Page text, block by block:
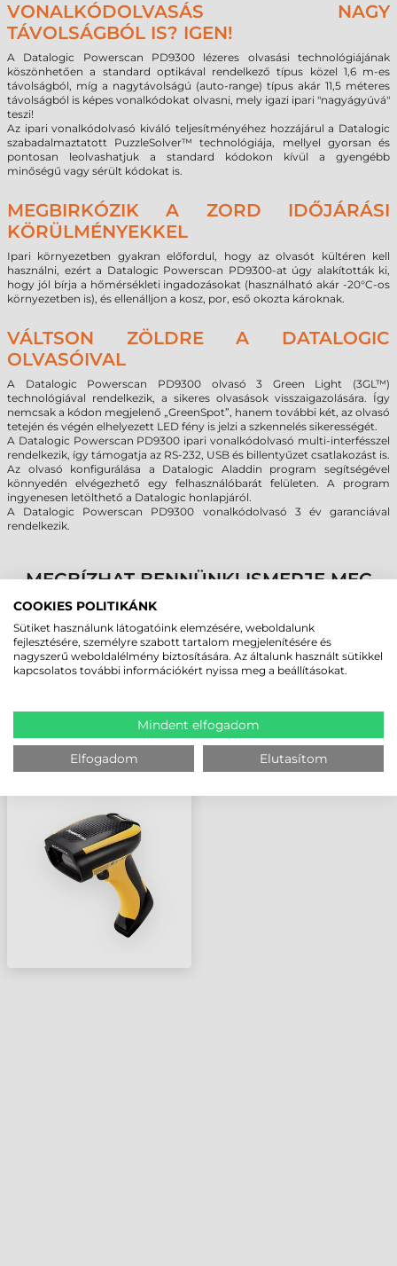
VONALKÓDOLVASÁS NAGY
TÁVOLSÁGBÓL IS? IGEN!
A Datalogic Powerscan PD9300 lézeres olvasási technológiájának
köszönhetően a standard optikával rendelkező típus közel 1,6 m-es
távolságból, míg a nagytávolságú (auto-range) típus akár 11,5 méteres
távolságból is képes vonalkódokat olvasni, mely igazi ipari "nagyágyúvá"
teszi!
Az ipari vonalkódolvasó kiváló teljesítményéhez hozzájárul a Datalogic
szabadalmaztatott PuzzleSolver™ technológiája, mellyel gyorsan és
pontosan leolvashatjuk a standard kódokon kívül a gyengébb
minőségű vagy sérült kódokat is.
MEGBIRKÓZIK A ZORD IDŐJÁRÁSI
KÖRÜLMÉNYEKKEL
Ipari környezetben gyakran előfordul, hogy az olvasót kültéren kell
használni, ezért a Datalogic Powerscan PD9300-at úgy alakították ki,
hogy jól bírja a hőmérsékleti ingadozásokat (használható akár -20°C-os
környezetben is), és ellenálljon a kosz, por, eső okozta károknak.
VÁLTSON ZÖLDRE A DATALOGIC
OLVASÓIVAL
A Datalogic Powerscan PD9300 olvasó 3 Green Light (3GL™)
technológiával rendelkezik, a sikeres olvasások visszaigazolására. Így
nemcsak a kódon megjelenő „GreenSpot”, hanem további két, az olvasó
tetején és végén elhelyezett LED fény is jelzi a szkennelés sikerességét.
A Datalogic Powerscan PD9300 ipari vonalkódolvasó multi-interfésszel
rendelkezik, így támogatja az RS-232, USB és billentyűzet csatlakozást is.
Az olvasó konfigurálása a Datalogic Aladdin program segítségével
könnyedén elvégezhető egy felhasználóbarát felületen. A program
ingyenesen letölthető a Datalogic honlapjáról.
A Datalogic Powerscan PD9300 vonalkódolvasó 3 év garanciával
rendelkezik.
MEGBÍZHAT BENNÜNK! ISMERJE MEG
VÁSÁRLÓINK VÉLEMÉNYÉT
KÖVESSE BE YOUTUBE CSATORNÁNKAT!
DATALOGIC
POWERSCAN PD9300
COOKIES POLITIKÁNK
Sütiket használunk látogatóink elemzésére, weboldalunk
fejlesztésére, személyre szabott tartalom megjelenítésére és
nagyszerű weboldalélmény biztosítására. Az általunk használt sütikkel
kapcsolatos további információkért nyissa meg a beállításokat.
Mindent elfogadom
Elfogadom Elutasítom